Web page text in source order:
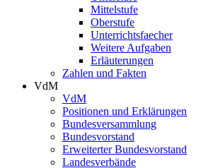
Mittelstufe
Oberstufe
Unterrichtsfaecher
Weitere Aufgaben
Erläuterungen
Zahlen und Fakten
VdM
VdM
Positionen und Erklärungen
Bundesversammlung
Bundesvorstand
Erweiterter Bundesvorstand
Landesverbände